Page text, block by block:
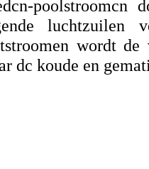
poolstroomcn
luchtzuilen
wordt
dc koude en